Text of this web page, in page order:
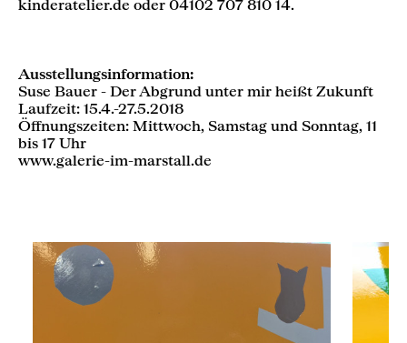
kinderatelier.de oder 04102 707 810 14.
Ausstellungsinformation:
Suse Bauer - Der Abgrund unter mir heißt Zukunft
Laufzeit: 15.4.-27.5.2018
Öffnungszeiten: Mittwoch, Samstag und Sonntag, 11
bis 17 Uhr
www.galerie-im-marstall.de